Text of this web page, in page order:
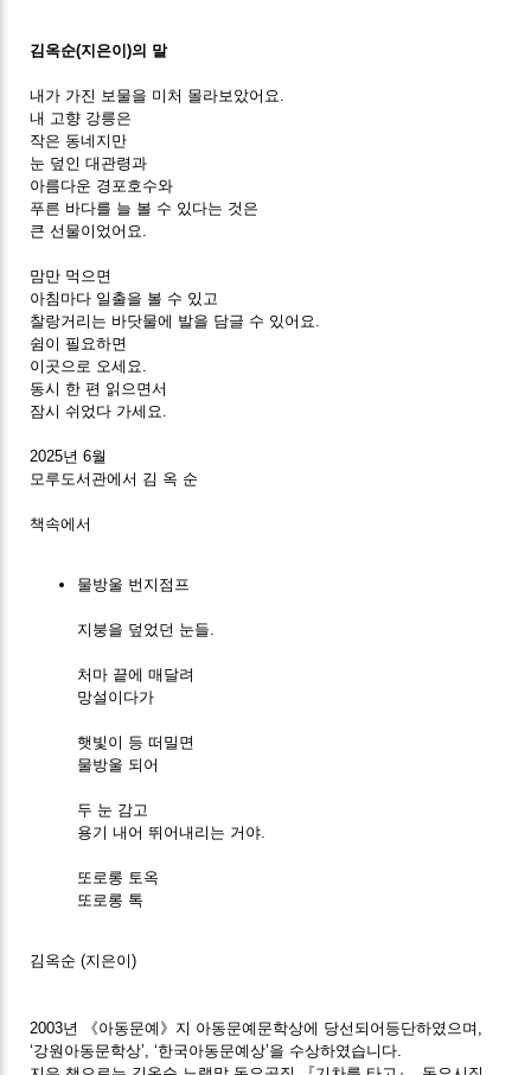
김옥순(지은이)의 말
내가 가진 보물을 미처 몰라보았어요.
내 고향 강릉은
작은 동네지만
눈 덮인 대관령과
아름다운 경포호수와
푸른 바다를 늘 볼 수 있다는 것은
큰 선물이었어요.
맘만 먹으면
아침마다 일출을 볼 수 있고
찰랑거리는 바닷물에 발을 담글 수 있어요.
쉼이 필요하면
이곳으로 오세요.
동시 한 편 읽으면서
잠시 쉬었다 가세요.
2025년 6월
모루도서관에서 김 옥 순
책속에서
물방울 번지점프
지붕을 덮었던 눈들.
처마 끝에 매달려
망설이다가
햇빛이 등 떠밀면
물방울 되어
두 눈 감고
용기 내어 뛰어내리는 거야.
또로롱 토옥
또로롱 톡
김옥순 (지은이)
2003년 《아동문예》지 아동문예문학상에 당선되어등단하였으며,
‘강원아동문학상’, ‘한국아동문예상’을 수상하였습니다.